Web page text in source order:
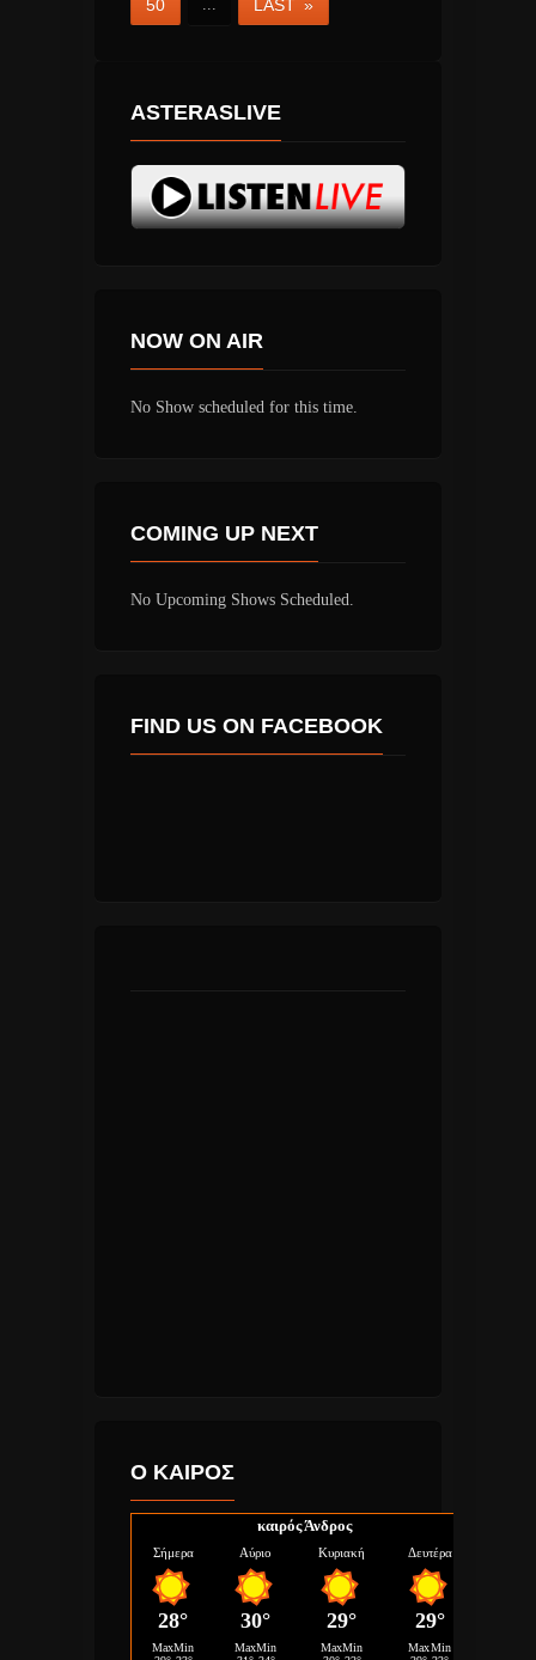
50 ... LAST »
ASTERASLIVE
NOW ON AIR
No Show scheduled for this time.
COMING UP NEXT
No Upcoming Shows Scheduled.
FIND US ON FACEBOOK
Ο ΚΑΙΡΟΣ
καιρός Άνδρος